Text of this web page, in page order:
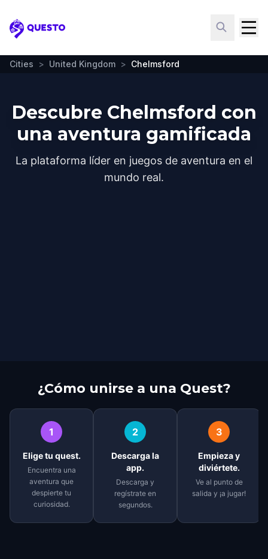
Questo
Cities > United Kingdom > Chelmsford
Descubre Chelmsford con
una aventura gamificada
La plataforma líder en juegos de aventura en el
mundo real.
¿Cómo unirse a una Quest?
1
Elige tu quest.
Encuentra una
aventura que
despierte tu
curiosidad.
2
Descarga la
app.
Descarga y
regístrate en
segundos.
3
Empieza y
diviértete.
Ve al punto de
salida y ¡a jugar!